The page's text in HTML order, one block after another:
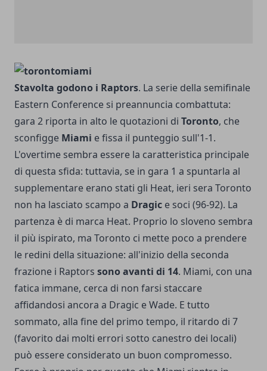
Stavolta godono i Raptors. La serie della semifinale
Eastern Conference si preannuncia combattuta:
gara 2 riporta in alto le quotazioni di Toronto, che
sconfigge Miami e fissa il punteggio sull'1-1.
L'overtime sembra essere la caratteristica principale
di questa sfida: tuttavia, se in gara 1 a spuntarla al
supplementare erano stati gli Heat, ieri sera Toronto
non ha lasciato scampo a Dragic e soci (96-92). La
partenza è di marca Heat. Proprio lo sloveno sembra
il più ispirato, ma Toronto ci mette poco a prendere
le redini della situazione: all'inizio della seconda
frazione i Raptors sono avanti di 14. Miami, con una
fatica immane, cerca di non farsi staccare
affidandosi ancora a Dragic e Wade. E tutto
sommato, alla fine del primo tempo, il ritardo di 7
(favorito dai molti errori sotto canestro dei locali)
può essere considerato un buon compromesso.